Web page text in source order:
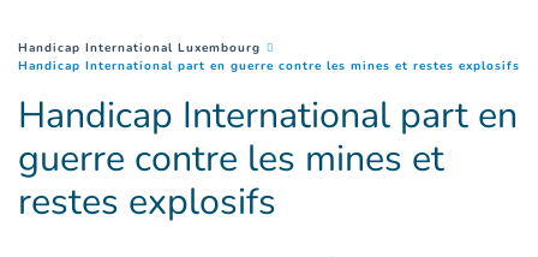
You are here :
Handicap International Luxembourg
Handicap International part en guerre contre les mines et restes explosifs
Handicap International part en
guerre contre les mines et
restes explosifs